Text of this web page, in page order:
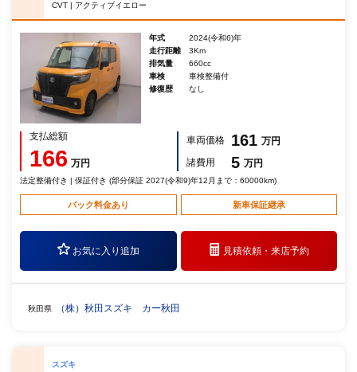
CVT | アクティブイエロー
年式
2024(令和6)年
走行距離
3Km
排気量
660cc
車検
車検整備付
修復歴
なし
支払総額
166 万円
車両価格 161 万円
諸費用
5 万円
法定整備付き | 保証付き (部分保証 2027(令和9)年12月まで：60000km)
パック料金あり 新車保証継承
お気に入り追加 見積依頼・来店予約
秋田県 （株）秋田スズキ カー秋田
スズキ